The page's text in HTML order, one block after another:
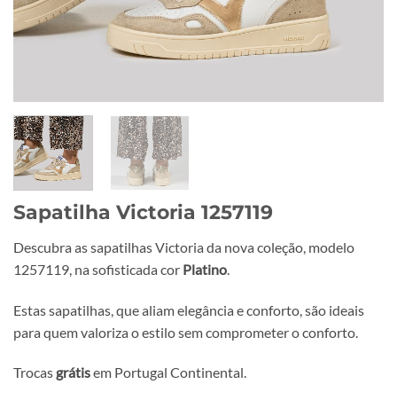
Sapatilha Victoria 1257119
Descubra as sapatilhas Victoria da nova coleção, modelo
1257119, na sofisticada cor Platino.
Estas sapatilhas, que aliam elegância e conforto, são ideais
para quem valoriza o estilo sem comprometer o conforto.
Trocas grátisem Portugal Continental.